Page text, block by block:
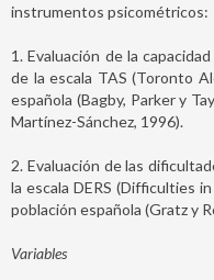
instrumentos psicométricos:
1. Evaluación de la
de la escala TAS (Toronto
española (Bagby, Parker y
Martínez-Sánchez, 1996).
2. Evaluación de las
la escala DERS (Difficulties
población española (Gratz y
Variables